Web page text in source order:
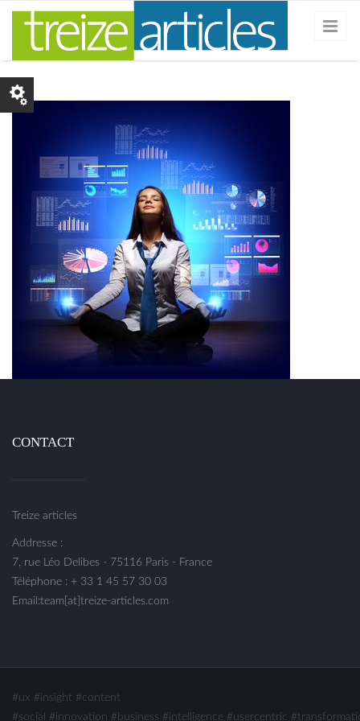
Skip to main content
CONTACT
Treize articles
Addresse :
7, rue Léo Delibes - 75116 Paris - France
Téléphone : + 33 1 45 57 30 03
Email:team[at]treize-articles.com
#ux #insight #content
#social #innovation #business #intelligence #usercentric